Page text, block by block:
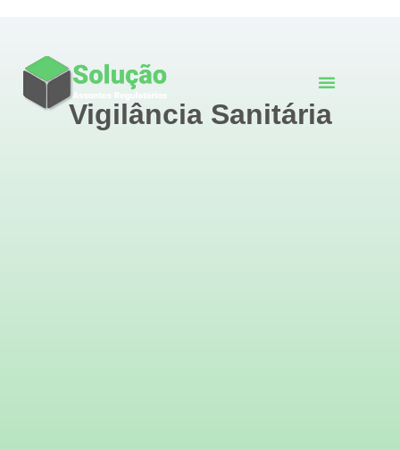
Vigilância Sanitária